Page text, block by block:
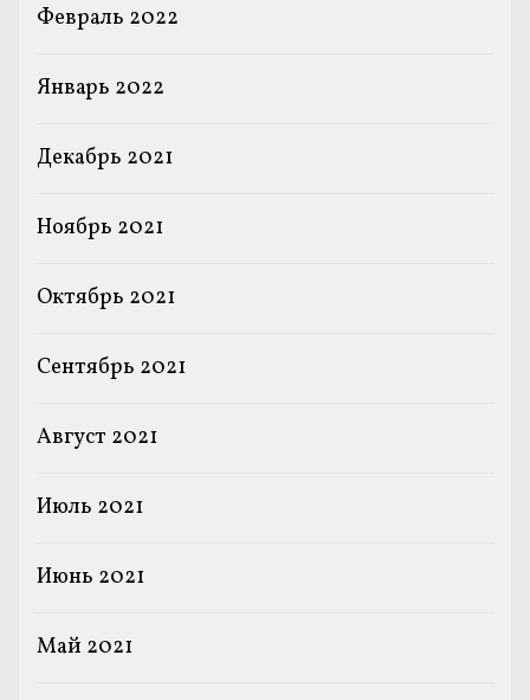
Февраль 2022
Январь 2022
Декабрь 2021
Ноябрь 2021
Октябрь 2021
Сентябрь 2021
Август 2021
Июль 2021
Июнь 2021
Май 2021